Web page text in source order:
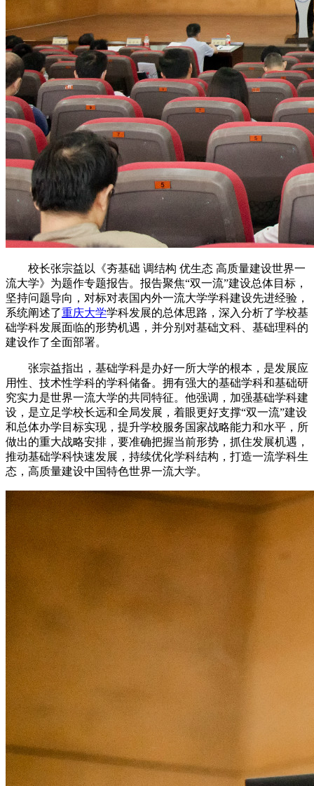
校长张宗益以《夯基础 调结构 优生态 高质量建设世界一
流大学》为题作专题报告。报告聚焦“双一流”建设总体目标，
坚持问题导向，对标对表国内外一流大学学科建设先进经验，
系统阐述了重庆大学学科发展的总体思路，深入分析了学校基
础学科发展面临的形势机遇，并分别对基础文科、基础理科的
建设作了全面部署。
张宗益指出，基础学科是办好一所大学的根本，是发展应
用性、技术性学科的学科储备。拥有强大的基础学科和基础研
究实力是世界一流大学的共同特征。他强调，加强基础学科建
设，是立足学校长远和全局发展，着眼更好支撑“双一流”建设
和总体办学目标实现，提升学校服务国家战略能力和水平，所
做出的重大战略安排，要准确把握当前形势，抓住发展机遇，
推动基础学科快速发展，持续优化学科结构，打造一流学科生
态，高质量建设中国特色世界一流大学。